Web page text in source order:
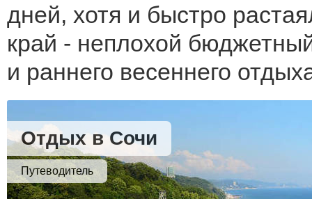
дней, хотя и быстро
край - неплохой
и раннего весеннего
Отдых в Сочи
Путеводитель